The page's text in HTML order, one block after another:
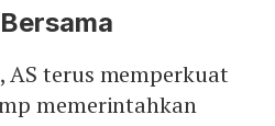
terus memperkuat
memerintahkan